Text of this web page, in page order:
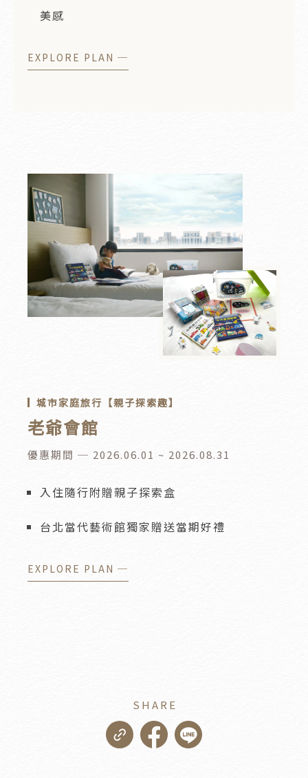
美感
EXPLORE PLAN ─
城市家庭旅行【親子探索趣】
老爺會館
優惠期間 ─ 2026.06.01 ~ 2026.08.31
入住隨行附贈親子探索盒
台北當代藝術館獨家贈送當期好禮
EXPLORE PLAN ─
SHARE